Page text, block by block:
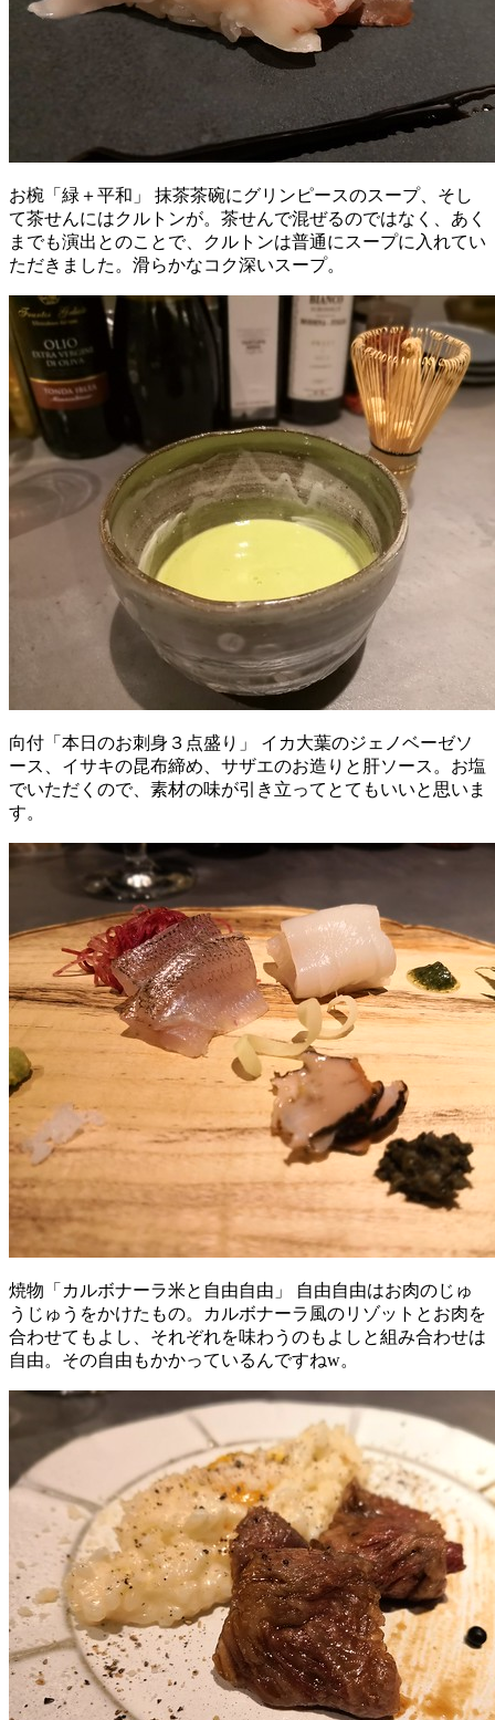
お椀「緑＋平和」 抹茶茶碗にグリンピースのスープ、そし
て茶せんにはクルトンが。茶せんで混ぜるのではなく、あく
までも演出とのことで、クルトンは普通にスープに入れてい
ただきました。滑らかなコク深いスープ。
向付「本日のお刺身３点盛り」 イカ大葉のジェノベーゼソ
ース、イサキの昆布締め、サザエのお造りと肝ソース。お塩
でいただくので、素材の味が引き立ってとてもいいと思いま
す。
焼物「カルボナーラ米と自由自由」 自由自由はお肉のじゅ
うじゅうをかけたもの。カルボナーラ風のリゾットとお肉を
合わせてもよし、それぞれを味わうのもよしと組み合わせは
自由。その自由もかかっているんですねw。